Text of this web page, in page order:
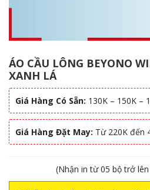
ÁO CẦU LÔNG BEYONO
XANH LÁ
Giá Hàng Có Sẵn: 130K – 150K –
Giá Hàng Đặt May: Từ 220K đến
(Nhận in từ 05 bộ trở